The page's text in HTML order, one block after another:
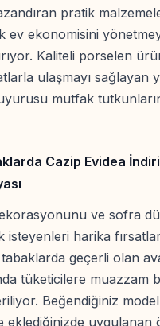
pratik
ev ekonomisini
Kaliteli porselen
ulaşmayı sağlayan
mutfak
Cazip Evidea
ve sofra
isteyenleri harika
geçerli olan
tüketicilere muazzam
Beğendiğiniz
eklediğinizde uygulanan